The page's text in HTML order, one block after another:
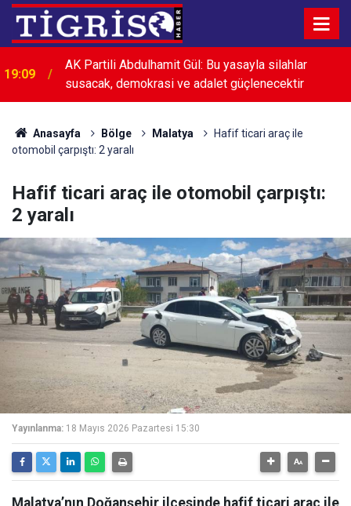
19:09
AK Partili Abdulhamit Gül: Bu yasayla silahlar
susacak, demokrasi ve adalet güçlenecektir
18:53
MHP'li Feti Yıldız Abdullah Öcalan'ın çağrısını okudu
Anasayfa Bölge Malatya
Hafif ticari araç ile
otomobil çarpıştı: 2 yaralı
Hafif ticari araç ile otomobil çarpıştı:
2 yaralı
Yayınlanma: 18 Mayıs 2026 Pazartesi 15:30
Malatya’nın Doğanşehir ilçesinde hafif ticari araç ile